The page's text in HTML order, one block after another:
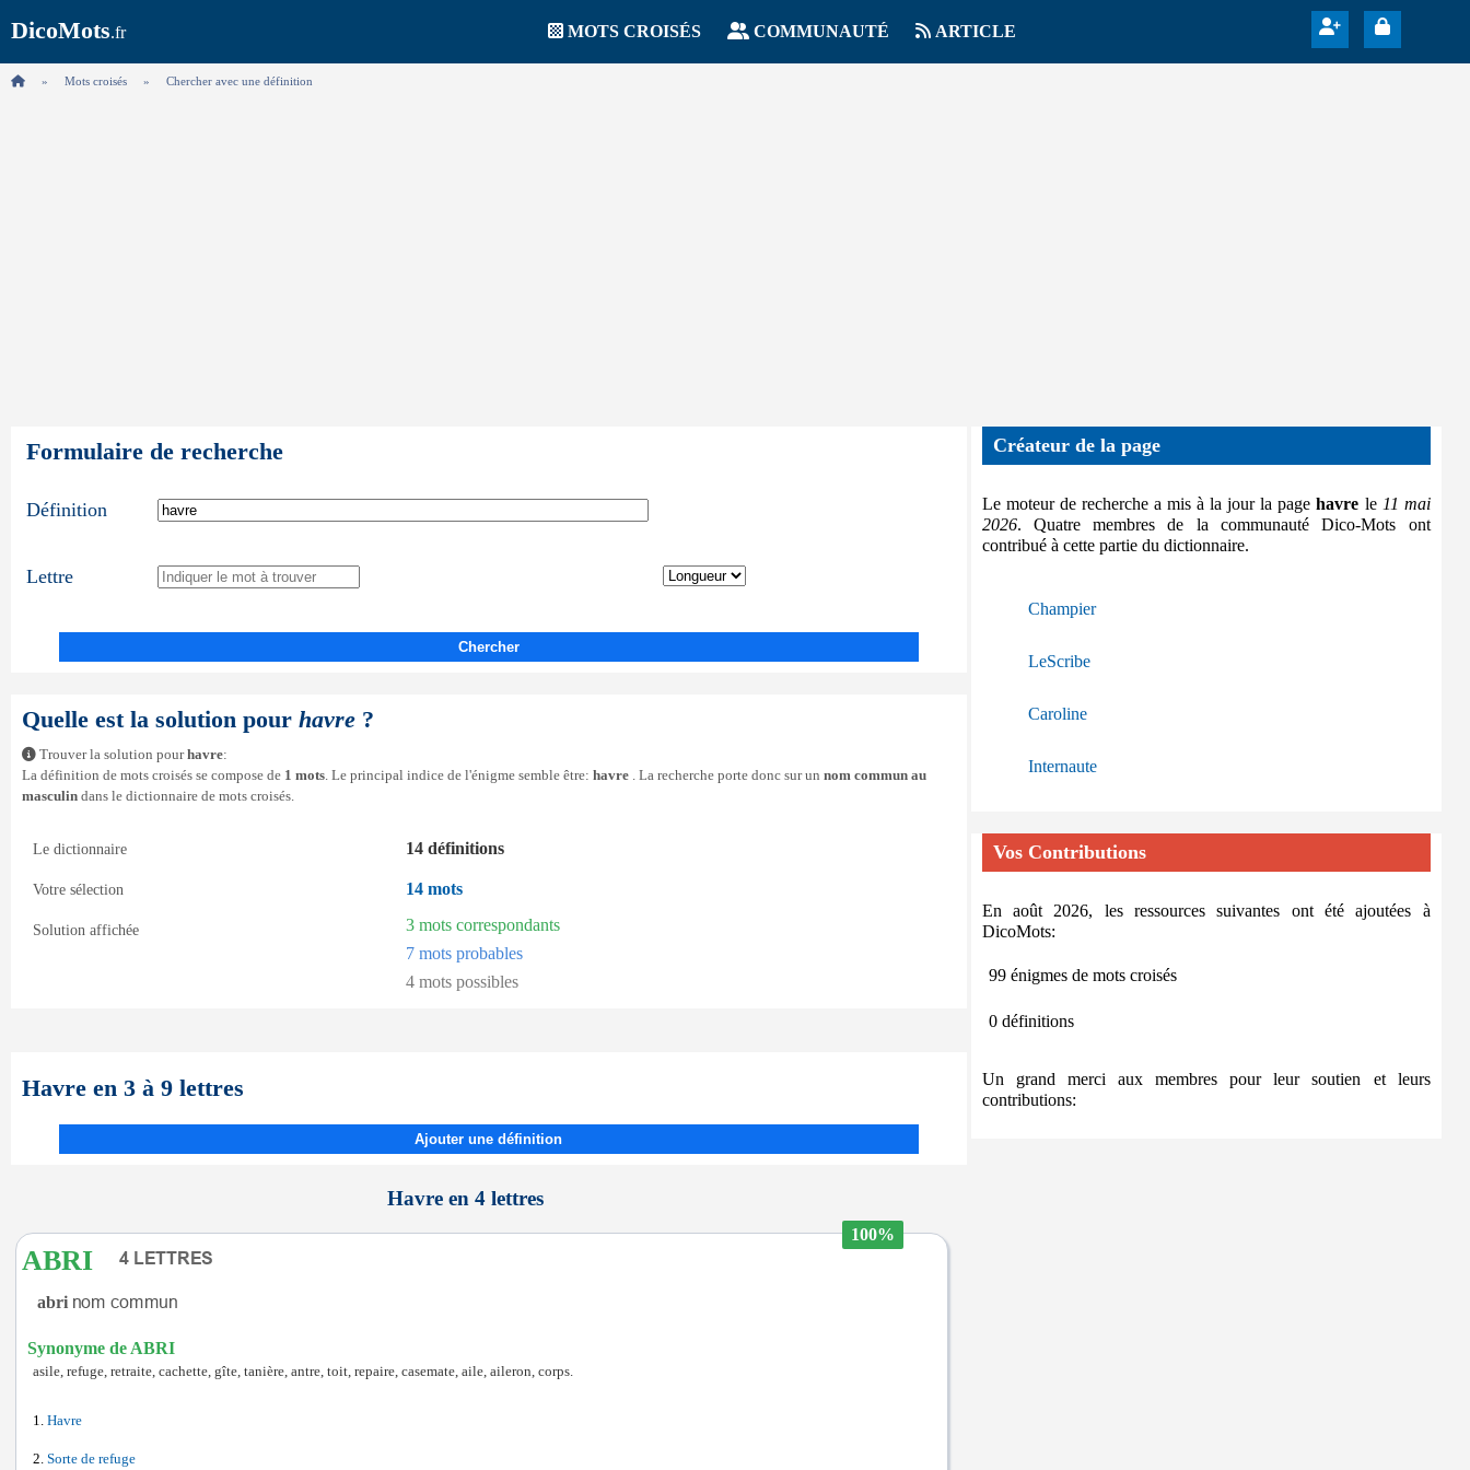
DicoMots.fr MOTS CROISÉS COMMUNAUTÉ ARTICLE
Mots croisés Chercher avec une définition
Formulaire de recherche
Définition
Lettre
Chercher
Quelle est la solution pour havre ?
Trouver la solution pourhavre:
La définition de mots croisés se compose de 1 mots. Le principal indice de l'énigme semble être: havre . La recherche porte donc sur un nom commun au
masculin dans le dictionnaire de mots croisés.
Le dictionnaire 14 définitions
Votre sélection 14 mots
Solution affichée
3 mots correspondants
7 mots probables
4 mots possibles
Havre en 3 à 9 lettres
Ajouter une définition
Havre en 4 lettres
100%
ABRI
abri
Synonyme de ABRI
asile, refuge, retraite, cachette, gîte, tanière, antre, toit, repaire, casemate, aile, aileron, corps.
Havre
Sorte de refuge
Créateur de la page
Le moteur de recherche a mis à la jour la pagehavre le 11 mai
2026. Quatre membres de la communauté Dico-Mots ont
contribué à cette partie du dictionnaire.
Champier
LeScribe
Caroline
Internaute
Vos Contributions
En août 2026, les ressources suivantes ont été ajoutées à
DicoMots:
99 énigmes de mots croisés
0 définitions
Un grand merci aux membres pour leur soutien et leurs
contributions: